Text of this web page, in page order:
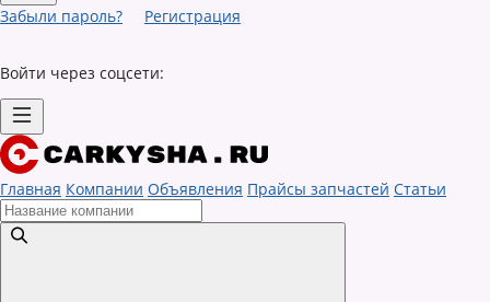
Забыли пароль? Регистрация
Войти через соцсети:
Главная Компании Объявления Прайсы запчастей Статьи